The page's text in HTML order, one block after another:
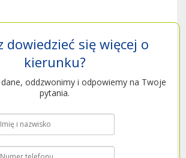
dowiedzieć się więcej o
kierunku?
oddzwonimy i odpowiemy na Twoje
pytania.